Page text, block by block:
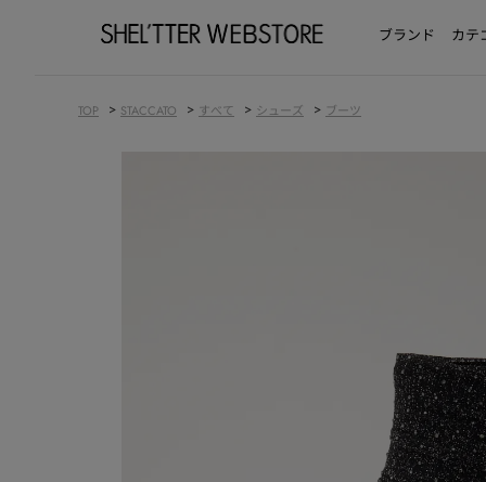
ブランド カテ
TOP > STACCATO > すべて > シューズ > ブーツ